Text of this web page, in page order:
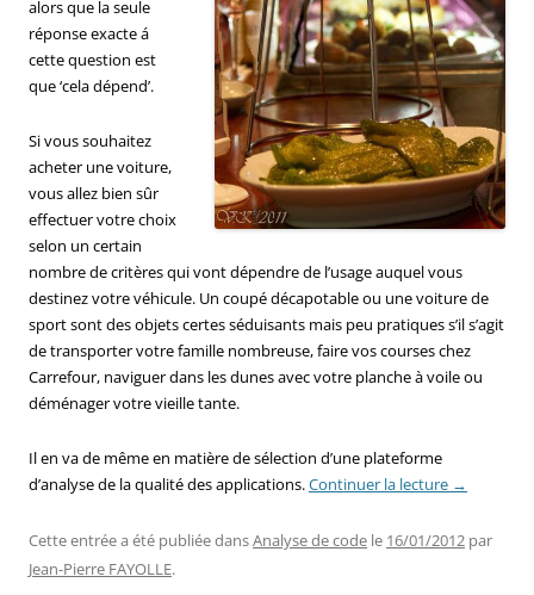
alors que la seule
réponse exacte á
cette question est
que ‘cela dépend’.
Si vous souhaitez
acheter une voiture,
vous allez bien sûr
effectuer votre choix
selon un certain
nombre de critères qui vont dépendre de l’usage auquel vous
destinez votre véhicule. Un coupé décapotable ou une voiture de
sport sont des objets certes séduisants mais peu pratiques s’il s’agit
de transporter votre famille nombreuse, faire vos courses chez
Carrefour, naviguer dans les dunes avec votre planche à voile ou
déménager votre vieille tante.
Il en va de même en matière de sélection d’une plateforme
d’analyse de la qualité des applications.Continuer la lecture →
Cette entrée a été publiée dansAnalyse de code le 16/01/2012 par
Jean-Pierre FAYOLLE.